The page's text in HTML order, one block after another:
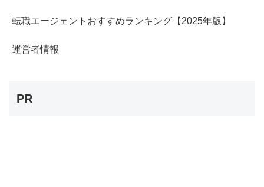
転職エージェントおすすめランキング【2025年版】
運営者情報
PR